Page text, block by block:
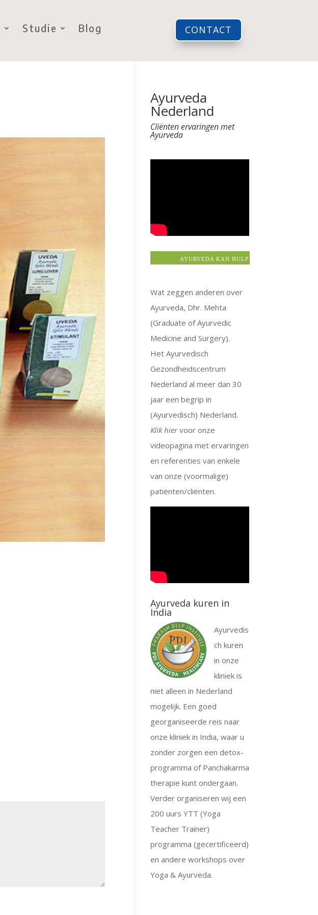
Studie Blog CONTACT
Ayurveda
Nederland
Cliënten ervaringen met
Ayurveda
AYURVEDA KAN HULP BIEDEN BIJ:
Wat zeggen anderen over
Ayurveda, Dhr. Mehta
(Graduate of Ayurvedic
Medicine and Surgery).
Het Ayurvedisch
Gezondheidscentrum
Nederland al meer dan 30
jaar een begrip in
(Ayurvedisch) Nederland.
Klik hiervoor onze
videopagina met ervaringen
en referenties van enkele
van onze (voormalige)
patiënten/cliënten.
Ayurveda kuren in
India
Ayurvedis
ch kuren
in onze
kliniek is
niet alleen in Nederland
mogelijk. Een goed
georganiseerde reis naar
onze kliniek in India, waar u
zonder zorgen een detox-
programma of Panchakarma
therapie kunt ondergaan.
Verder organiseren wij een
200 uurs YTT (Yoga
Teacher Trainer)
programma (gecertificeerd)
en andere workshops over
Yoga & Ayurveda.